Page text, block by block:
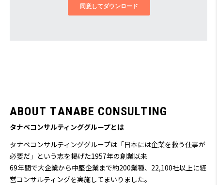
ABOUT TANABE CONSULTING
タナベコンサルティンググループとは
タナベコンサルティンググループは「日本には企業を救う仕事が
必要だ」という志を掲げた1957年の創業以来
69年間で大企業から中堅企業まで約200業種、22,100社以上に経
営コンサルティングを実施してまいりました。